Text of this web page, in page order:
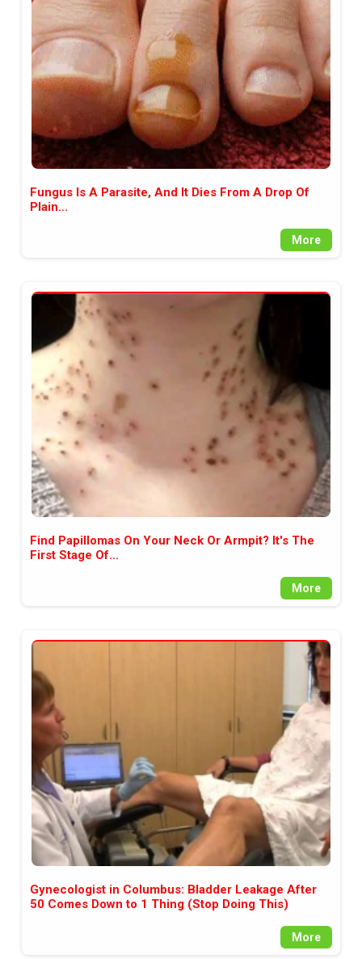
аудитория, затова държим на
прозрачност и коректност от
наша страна. Поднасяме ви
новините такива, каквито са. В
пълния си потенциал.
Fungus Is A Parasite, And It Dies From A Drop Of
Plain...
More
Find Papillomas On Your Neck Or Armpit? It's The
First Stage Of...
More
Gynecologist in Columbus: Bladder Leakage After
50 Comes Down to 1 Thing (Stop Doing This)
More